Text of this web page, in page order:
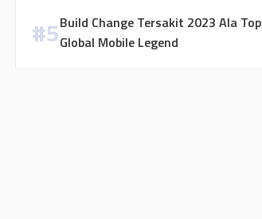
Build Change Tersakit 2023 Ala Top
Global Mobile Legend